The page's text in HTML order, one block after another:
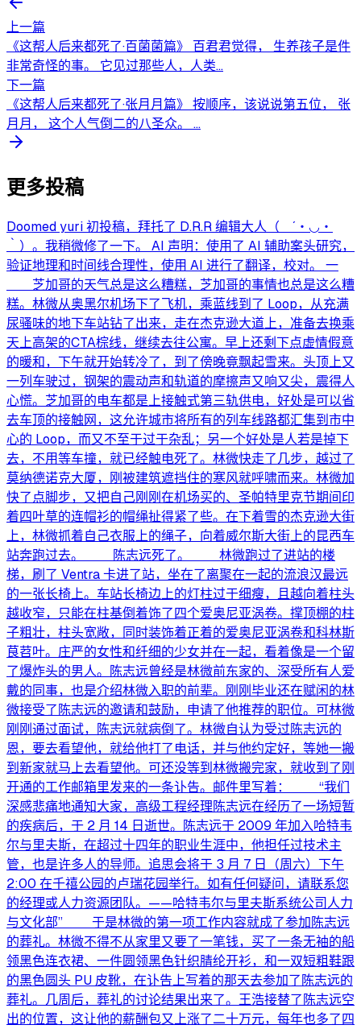
上一篇
《这帮人后来都死了·百菌菌篇》 百君君觉得， 生养孩子是件
非常奇怪的事。 它见过那些人，人类...
下一篇
《这帮人后来都死了·张月月篇》 按顺序，该说说第五位， 张
月月， 这个人气倒二的八圣众。 ...
更多投稿
Doomed yuri 初投稿，拜托了 D.R.R 编辑大人（ ´・◡・
｀）。我稍微修了一下。 AI 声明：使用了 AI 辅助案头研究，
验证地理和时间线合理性，使用 AI 进行了翻译，校对。 一
芝加哥的天气总是这么糟糕，芝加哥的事情也总是这么糟
糕。林微从奥黑尔机场下了飞机，乘蓝线到了 Loop，从充满
尿骚味的地下车站钻了出来，走在杰克逊大道上，准备去换乘
天上高架的CTA棕线，继续去往公寓。早上还剩下点虚情假意
的暖和，下午就开始转冷了，到了傍晚竟飘起雪来。头顶上又
一列车驶过，钢架的震动声和轨道的摩擦声又响又尖，震得人
心慌。芝加哥的电车都是上接触式第三轨供电，好处是可以省
去车顶的接触网，这允许城市将所有的列车线路都汇集到市中
心的 Loop，而又不至于过于杂乱；另一个好处是人若是掉下
去，不用等车撞，就已经触电死了。林微快走了几步，越过了
莫纳德诺克大厦，刚被建筑遮挡住的寒风就呼啸而来。林微加
快了点脚步，又把自己刚刚在机场买的、圣帕特里克节期间印
着四叶草的连帽衫的帽绳扯得紧了些。在下着雪的杰克逊大街
上，林微抓着自己衣服上的绳子，向着威尔斯大街上的昆西车
站奔跑过去。 陈志远死了。 林微跑过了进站的楼
梯，刷了 Ventra 卡进了站，坐在了离聚在一起的流浪汉最远
的一张长椅上。车站长椅边上的灯柱过于细瘦，且越向着柱头
越收窄，只能在柱基倒着饰了四个爱奥尼亚涡卷。撑顶棚的柱
子粗壮，柱头宽敞，同时装饰着正着的爱奥尼亚涡卷和科林斯
茛苕叶。庄严的女性和纤细的少女并在一起，看着像是一个留
了爆炸头的男人。陈志远曾经是林微前东家的、深受所有人爱
戴的同事，也是介绍林微入职的前辈。刚刚毕业还在赋闲的林
微接受了陈志远的邀请和鼓励，申请了他推荐的职位。可林微
刚刚通过面试，陈志远就病倒了。林微自认为受过陈志远的
恩，要去看望他，就给他打了电话，并与他约定好，等她一搬
到新家就马上去看望他。可还没等到林微搬完家，就收到了刚
开通的工作邮箱里发来的一条讣告。邮件里写着： “我们
深感悲痛地通知大家，高级工程经理陈志远在经历了一场短暂
的疾病后，于 2 月 14 日逝世。陈志远于 2009 年加入哈特韦
尔与里夫斯，在超过十四年的职业生涯中，他担任过技术主
管，也是许多人的导师。追思会将于 3 月 7 日（周六）下午
2:00 在千禧公园的卢瑞花园举行。如有任何疑问，请联系您
的经理或人力资源团队。——哈特韦尔与里夫斯系统公司人力
与文化部” 于是林微的第一项工作内容就成了参加陈志远
的葬礼。林微不得不从家里又要了一笔钱，买了一条无袖的船
领黑色连衣裙、一件圆领黑色针织腈纶开衫，和一双短粗鞋跟
的黑色圆头 PU 皮靴，在讣告上写着的那天去参加了陈志远的
葬礼。几周后，葬礼的讨论结果出来了。王浩接替了陈志远空
出的位置，这让他的薪酬包又上涨了二十万元，每年也多了四